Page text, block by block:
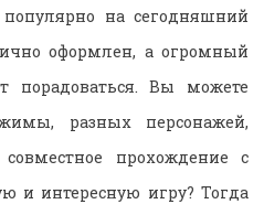
на сегодняшний
оформлен, а огромный
порадоваться. Вы можете
разных персонажей,
прохождение с
и интересную игру? Тогда